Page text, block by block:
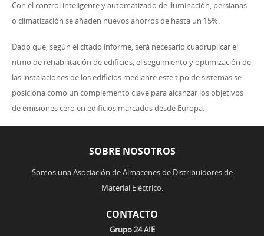
Con el control inteligente y automatizado de iluminación, persianas
o climatización se añaden nuevos ahorros de hasta un 15%.
Dado que, según el citado informe, será necesario cuadruplicar el
ritmo de rehabilitación de edificios, el seguimiento y optimización de
las instalaciones de los edificios mediante este tipo de sistemas se
posiciona como un complemento clave para alcanzar los objetivos
de emisiones cero en edificios marcados desde Europa.
SOBRE NOSOTROS
Somos una Asociación de Almacenes de Distribuidores de
Material Eléctrico.
CONTACTO
Grupo 24 AIE